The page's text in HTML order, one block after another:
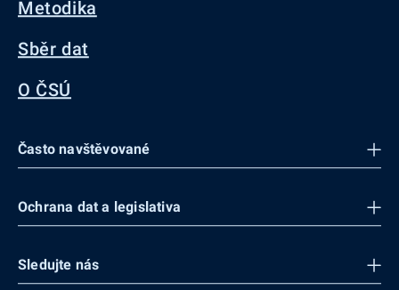
Metodika
Sběr dat
O ČSÚ
Často navštěvované
Ochrana dat a legislativa
Sledujte nás